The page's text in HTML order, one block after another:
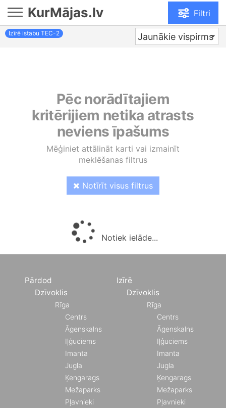
KurMājas.lv Filtri
Izīrē istabu TEC-2 Jaunākie vispirms
Pēc norādītajiem
kritērijiem netika atrasts
neviens īpašums
Mēģiniet attālināt karti vai izmainīt
meklēšanas filtrus
Notīrīt visus filtrus
Notiek ielāde...
Pārdod
Dzīvoklis
Rīga
Centrs
Āgenskalns
Iļģuciems
Imanta
Jugla
Ķengarags
Mežaparks
Pļavnieki
Izīrē
Dzīvoklis
Rīga
Centrs
Āgenskalns
Iļģuciems
Imanta
Jugla
Ķengarags
Mežaparks
Pļavnieki